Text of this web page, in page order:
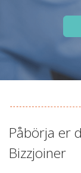
Påbörja er
Bizzjoiner